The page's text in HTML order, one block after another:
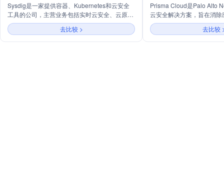
Sysdig是一家提供容器、Kubernetes和云安全
工具的公司，主营业务包括实时云安全、云原生
应用保护平台（CNAPP）和云安全态势管理
（CSPM）。公司通过其Cloud Attack Graph技
术，实现跨领域的资产、活动和风险关联，提供
去比较 >
Prisma Cloud是Palo Alto
云安全解决方案，旨在消
险。它通过分析代码中的
不可信的镜像部署以及保
胁，提供从代码到云平台
去比较